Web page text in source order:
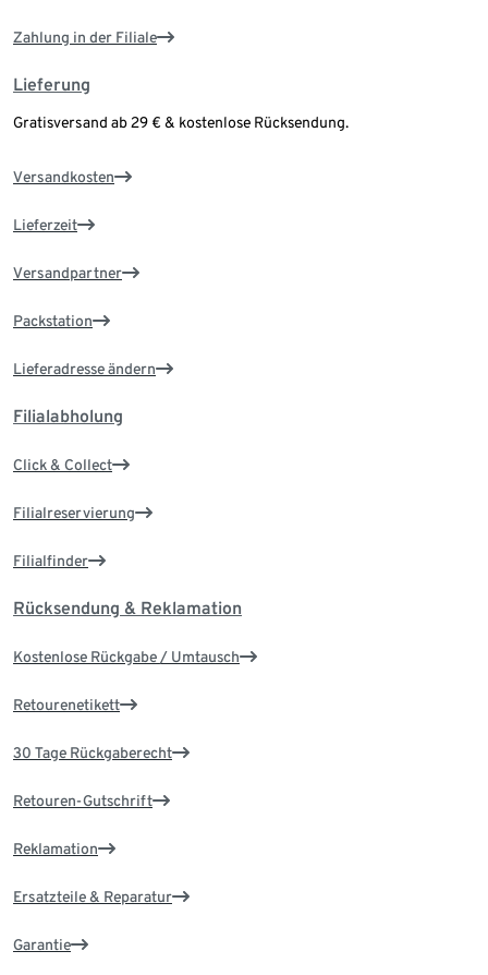
Zahlung in der Filiale
Lieferung
Gratisversand ab 29 € & kostenlose Rücksendung.
Versandkosten
Lieferzeit
Versandpartner
Packstation
Lieferadresse ändern
Filialabholung
Click & Collect
Filialreservierung
Filialfinder
Rücksendung & Reklamation
Kostenlose Rückgabe / Umtausch
Retourenetikett
30 Tage Rückgaberecht
Retouren-Gutschrift
Reklamation
Ersatzteile & Reparatur
Garantie